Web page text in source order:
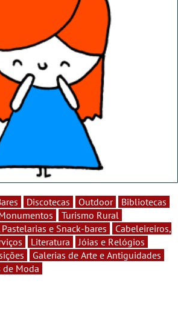
Discotecas Outdoor
Bibliotecas
Turismo Rural
Pastelarias e Snack-bares
Cabeleireiros,
Literatura
Jóias e Relógios
Galerias de Arte e Antiguidades
de Moda